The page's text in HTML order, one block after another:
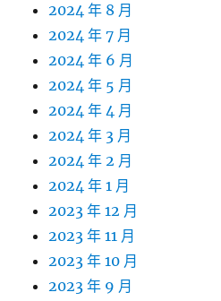
2024 年 8 月
2024 年 7 月
2024 年 6 月
2024 年 5 月
2024 年 4 月
2024 年 3 月
2024 年 2 月
2024 年 1 月
2023 年 12 月
2023 年 11 月
2023 年 10 月
2023 年 9 月